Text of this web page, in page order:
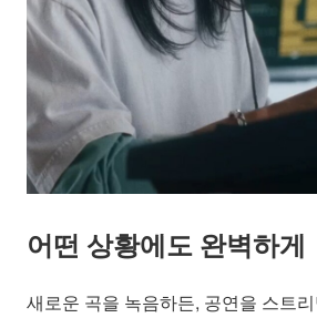
어떤 상황에도 완벽하게
새로운 곡을 녹음하든, 공연을 스트